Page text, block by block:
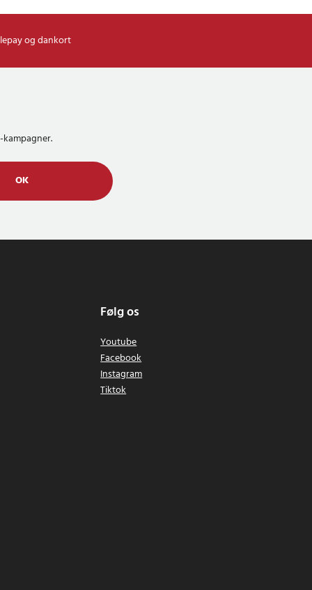
og dankort
OK
Følg os
Youtube
Facebook
Instagram
Tiktok